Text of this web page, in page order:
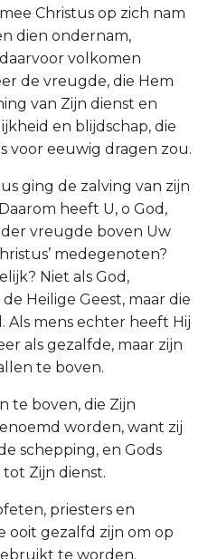
Christus op zich nam
dien ondernam,
volkomen
de vreugde, die Hem
van Zijn dienst en
en blijdschap, die
voor eeuwig dragen zou.
ging de zalving van zijn
heeft U, o God,
vreugde boven Uw
medegenoten?
Niet als God,
Heilige Geest, maar die
mens echter heeft Hij
als gezalfde, maar zijn
te boven.
te boven, die Zijn
worden, want zij
schepping, en Gods
Zijn dienst.
priesters en
ooit gezalfd zijn om op
te worden.